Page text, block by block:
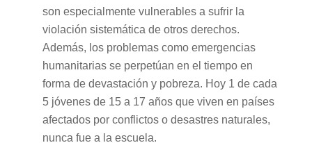
son especialmente vulnerables a sufrir la
violación sistemática de otros derechos.
Además, los problemas como emergencias
humanitarias se perpetúan en el tiempo en
forma de devastación y pobreza. Hoy 1 de cada
5 jóvenes de 15 a 17 años que viven en países
afectados por conflictos o desastres naturales,
nunca fue a la escuela.